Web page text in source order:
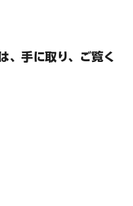
、手に取り、ご覧く